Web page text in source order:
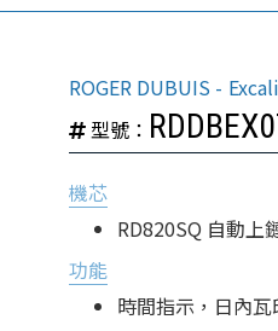
ROGER DUBUIS
型號：
機芯
RD820SQ 自動上
功能
時間指示，日內瓦